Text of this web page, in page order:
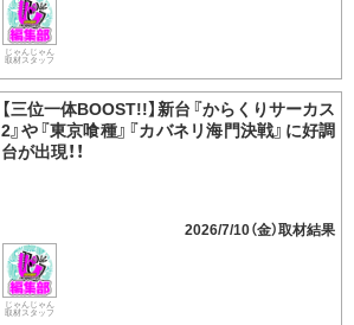
じゃんじゃん
取材スタッフ
【三位一体BOOST!!】新台『からくりサーカス
2』や『東京喰種』『カバネリ海門決戦』に好調
台が出現！！
2026/7/10（金）
じゃんじゃん
取材スタッフ